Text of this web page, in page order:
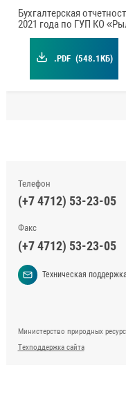
Бухгалтерская
2021 года по ГУП КО
.PDF (548.1КБ)
Телефон
(+7 4712) 53-23-05
Факс
(+7 4712) 53-23-05
Техническая поддержка
Министерство природных
Техподдержка сайта